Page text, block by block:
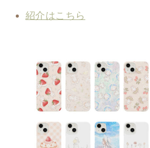
紹介はこちら